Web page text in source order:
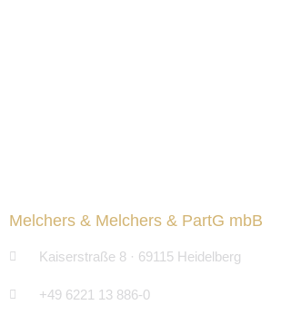
Melchers & Melchers & PartG mbB
Kaiserstraße 8 · 69115 Heidelberg
+49 6221 13 886-0​